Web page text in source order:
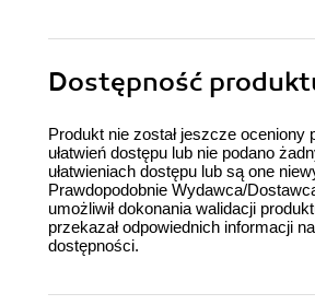
Dostępność
Produkt nie został jeszcze oceniony
ułatwień dostępu lub nie podano
ułatwieniach dostępu lub są one
Prawdopodobnie Wydawca/
umożliwił dokonania walidacji
przekazał odpowiednich informacji
dostępności.